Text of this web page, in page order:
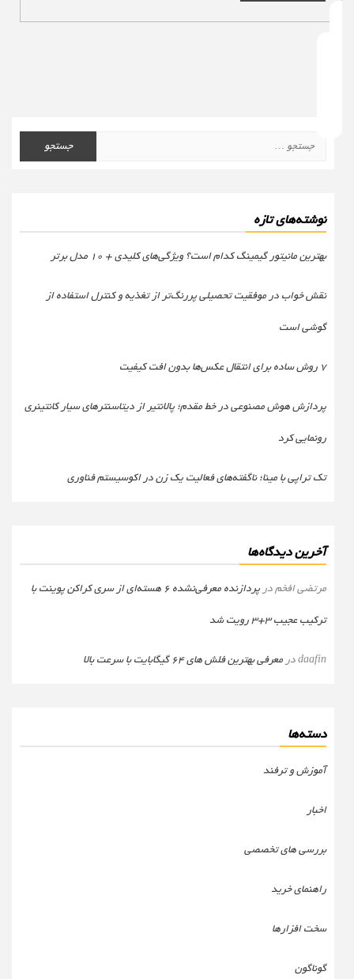
جستجو
نوشته‌های تازه
بهترین مانیتور گیمینگ کدام است؟ ویژگی‌های کلیدی + 10 مدل برتر
نقش خواب در موفقیت تحصیلی پررنگ‌تر از تغذیه و کنترل استفاده از
گوشی است
پردازش هوش مصنوعی در خط مقدم؛ پالانتیر از دیتاسنترهای سیار کانتینری
رونمایی کرد
تک تراپی با مینا؛ ناگفته‌های فعالیت یک زن در اکوسیستم فناوری
آخرین دیدگاه‌ها
مرتضی افخمدر
پردازنده معرفی‌نشده 6 هسته‌ای از سری کراکن پوینت با
ترکیب عجیب 3+3 رویت شد
daafinدرمعرفی بهترین فلش های 64 گیگابایت با سرعت بالا
دسته‌ها
آموزش و ترفند
اخبار
بررسی های تخصصی
راهنمای خرید
سخت افزارها
گوناگون